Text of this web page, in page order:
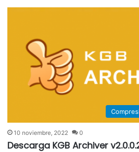
10 noviembre, 2022 0
Descarga KGB Archiver